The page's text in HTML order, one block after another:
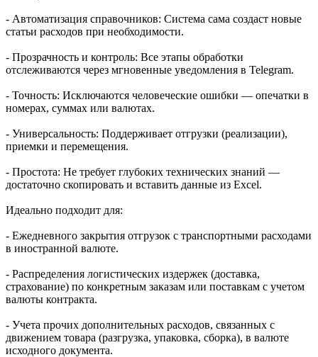
- Автоматизация справочников: Система сама создаст новые
статьи расходов при необходимости.
- Прозрачность и контроль: Все этапы обработки
отслеживаются через мгновенные уведомления в Telegram.
- Точность: Исключаются человеческие ошибки — опечатки в
номерах, суммах или валютах.
- Универсальность: Поддерживает отгрузки (реализации),
приемки и перемещения.
- Простота: Не требует глубоких технических знаний —
достаточно скопировать и вставить данные из Excel.
Идеально подходит для:
- Ежедневного закрытия отгрузок с транспортными расходами
в иностранной валюте.
- Распределения логистических издержек (доставка,
страхование) по конкретным заказам или поставкам с учетом
валюты контракта.
- Учета прочих дополнительных расходов, связанных с
движением товара (разгрузка, упаковка, сборка), в валюте
исходного документа.